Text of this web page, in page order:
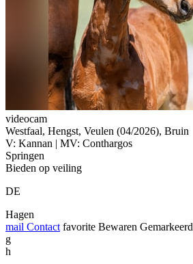
videocam
Westfaal, Hengst, Veulen (04/2026), Bruin
V: Kannan | MV: Conthargos
Springen
Bieden op veiling
DE
Hagen
mail Contact favorite Bewaren Gemarkeerd
g
h